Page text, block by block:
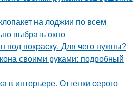
на лоджии по всем
выбрать окно
под покраску. Для чего нужны?
своими руками: подробный
в интерьере. Оттенки серого